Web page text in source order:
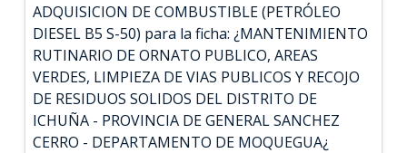
ADQUISICION DE COMBUSTIBLE (PETRÓLEO
DIESEL B5 S-50) para la ficha: ¿MANTENIMIENTO
RUTINARIO DE ORNATO PUBLICO, AREAS
VERDES, LIMPIEZA DE VIAS PUBLICOS Y RECOJO
DE RESIDUOS SOLIDOS DEL DISTRITO DE
ICHUÑA - PROVINCIA DE GENERAL SANCHEZ
CERRO - DEPARTAMENTO DE MOQUEGUA¿